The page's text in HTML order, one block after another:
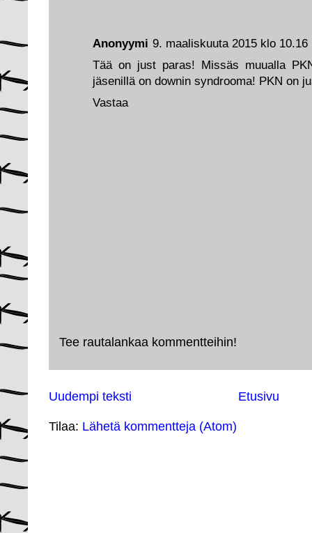
Anonyymi 9. maaliskuuta 2015 klo 10.16
Tää on just paras! Missäs muualla
jäsenillä on downin syndrooma! PKN on
Vastaa
Tee rautalankaa kommentteihin!
Uudempi teksti Etusivu
Tilaa: Lähetä kommentteja (Atom)